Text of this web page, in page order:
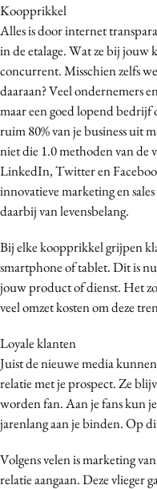
Martech
Media
Merkstrategie
PR
Programmatic
Purpose Marketing
Reputatie & crisis
Koopprikkel
Alles is door internet
in de etalage. Wat ze bij jouw
concurrent. Misschien zelfs
daaraan? Veel ondernemers
maar een goed lopend bedrijf
ruim 80% van je business uit
niet die 1.0 methoden van de
LinkedIn, Twitter en
innovatieve marketing en
daarbij van levensbelang.
Bij elke koopprikkel grijpen
smartphone of tablet. Dit is
jouw product of dienst. Het
veel omzet kosten om deze
Loyale klanten
Juist de nieuwe media
relatie met je prospect. Ze
worden fan. Aan je fans kun
jarenlang aan je binden. Op
Volgens velen is marketing
relatie aangaan. Deze vlieger